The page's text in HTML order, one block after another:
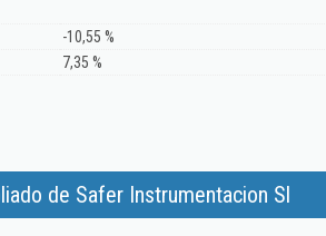
-10,55 %
7,35 %
de Safer Instrumentacion Sl